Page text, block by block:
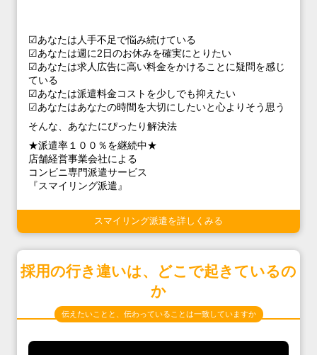
☑あなたは人手不足で悩み続けている
☑あなたは週に2日のお休みを確実にとりたい
☑あなたは求人広告に高い料金をかけることに疑問を感じ
ている
☑あなたは派遣料金コストを少しでも抑えたい
☑あなたはあなたの時間を大切にしたいと心よりそう思う
そんな、あなたにぴったり解決法
★派遣率１００％を継続中★
店舗経営事業会社による
コンビニ専門派遣サービス
『スマイリング派遣』
スマイリング派遣を詳しくみる
採用の行き違いは、どこで起きているの
か
伝えたいことと、伝わっていることは一致していますか